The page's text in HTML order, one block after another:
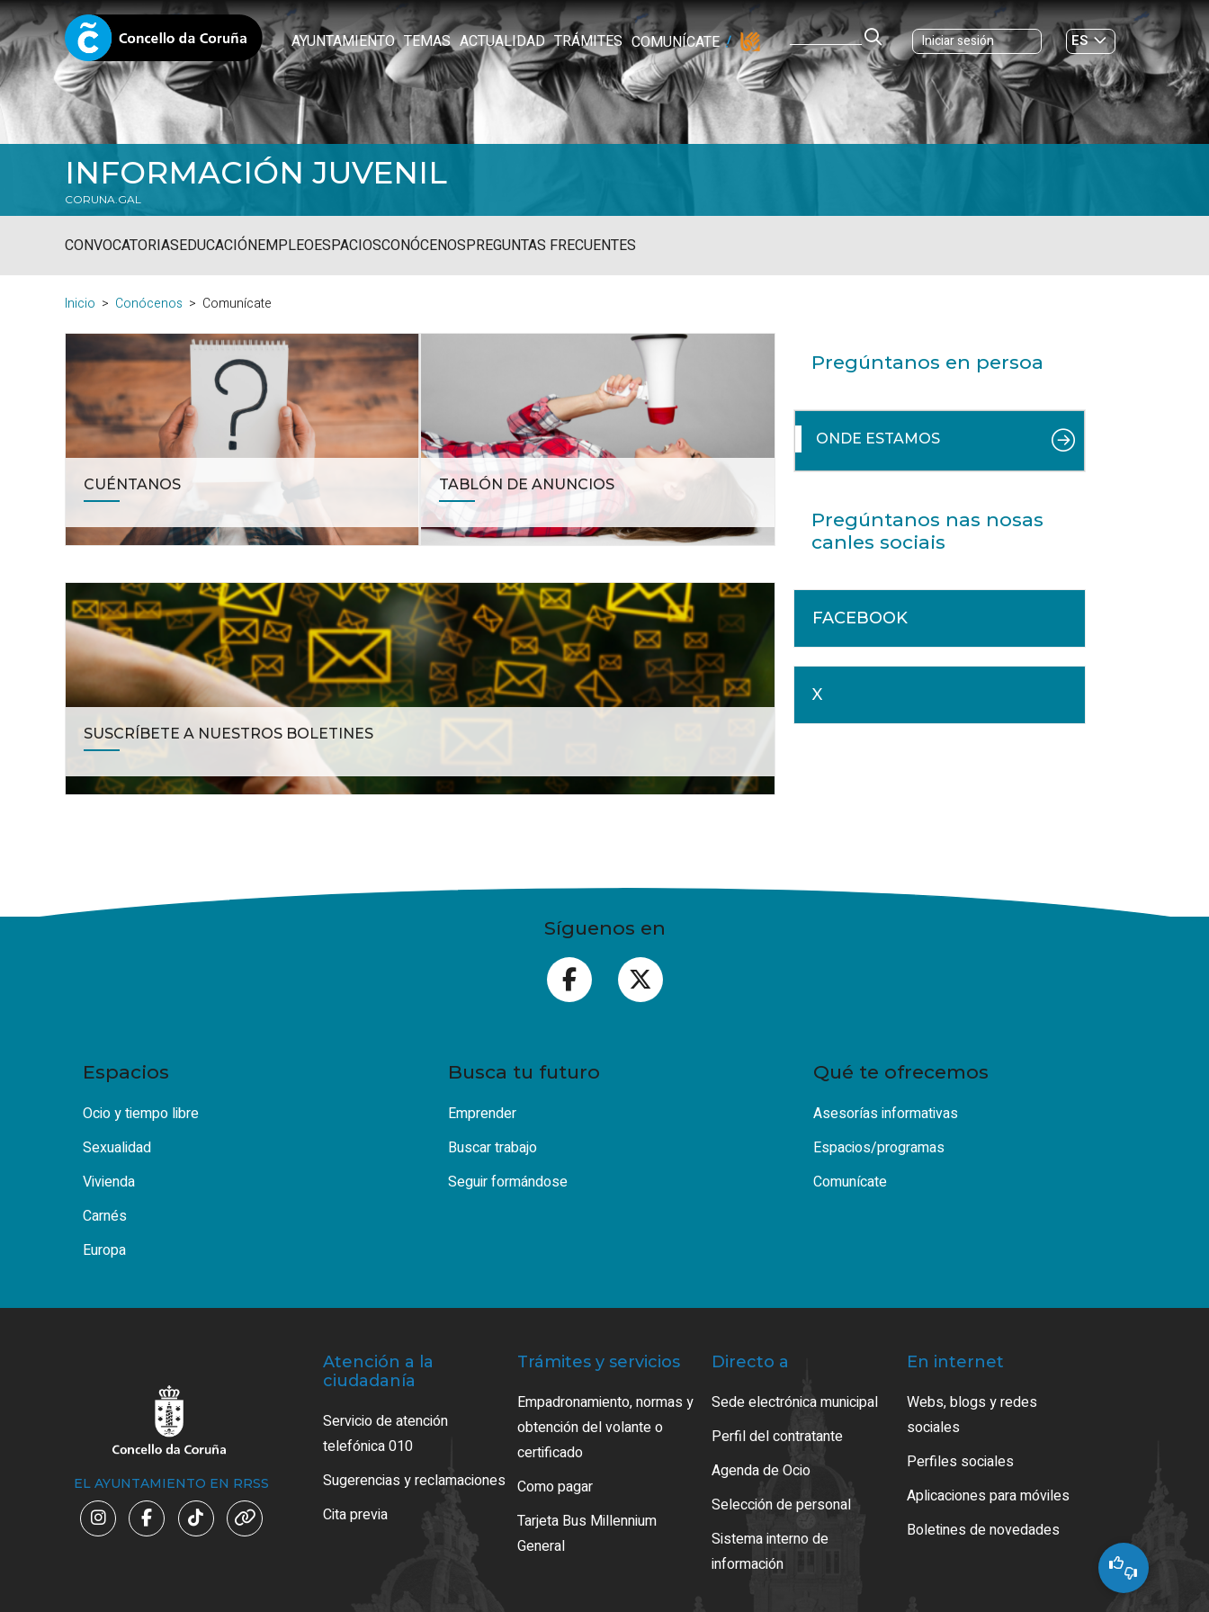
AYUNTAMIENTO TEMAS ACTUALIDAD TRÁMITES COMUNÍCATE Iniciar sesión
ES
GL
INFORMACIÓN JUVENIL
CORUNA.GAL
CONVOCATORIASEDUCACIÓNEMPLEOESPACIOSCONÓCENOSPREGUNTAS FRECUENTES
Inicio Conócenos Comunícate
CUÉNTANOS TABLÓN DE ANUNCIOS
SUSCRÍBETE A NUESTROS BOLETINES
Pregúntanos en persoa
ONDE ESTAMOS
Pregúntanos nas nosas
canles sociais
FACEBOOK
X
Síguenos en
Espacios
Ocio y tiempo libre
Sexualidad
Vivienda
Carnés
Europa
Busca tu futuro
Emprender
Buscar trabajo
Seguir formándose
Qué te ofrecemos
Asesorías informativas
Espacios/programas
Comunícate
EL AYUNTAMIENTO EN RRSS
Atención a la
ciudadanía
Servicio de atención
telefónica 010
Sugerencias y reclamaciones
Cita previa
Trámites y servicios
Empadronamiento, normas y
obtención del volante o
certificado
Como pagar
Tarjeta Bus Millennium
General
Directo a
Sede electrónica municipal
Perfil del contratante
Agenda de Ocio
Selección de personal
Sistema interno de
información
En internet
Webs, blogs y redes
sociales
Perfiles sociales
Aplicaciones para móviles
Boletines de novedades